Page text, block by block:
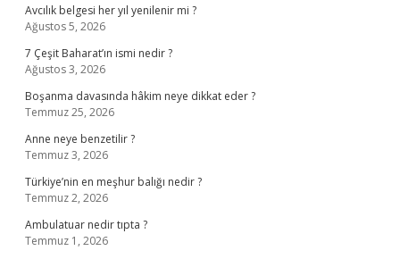
Avcılık belgesi her yıl yenilenir mi ?
Ağustos 5, 2026
7 Çeşit Baharat’ın ismi nedir ?
Ağustos 3, 2026
Boşanma davasında hâkim neye dikkat eder ?
Temmuz 25, 2026
Anne neye benzetilir ?
Temmuz 3, 2026
Türkiye’nin en meşhur balığı nedir ?
Temmuz 2, 2026
Ambulatuar nedir tıpta ?
Temmuz 1, 2026